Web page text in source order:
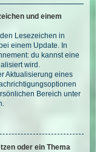
und einem
Lesezeichen in
einem Update. In
du kannst eine
wird.
Aktualisierung eines
Bereich unter
oder ein Thema